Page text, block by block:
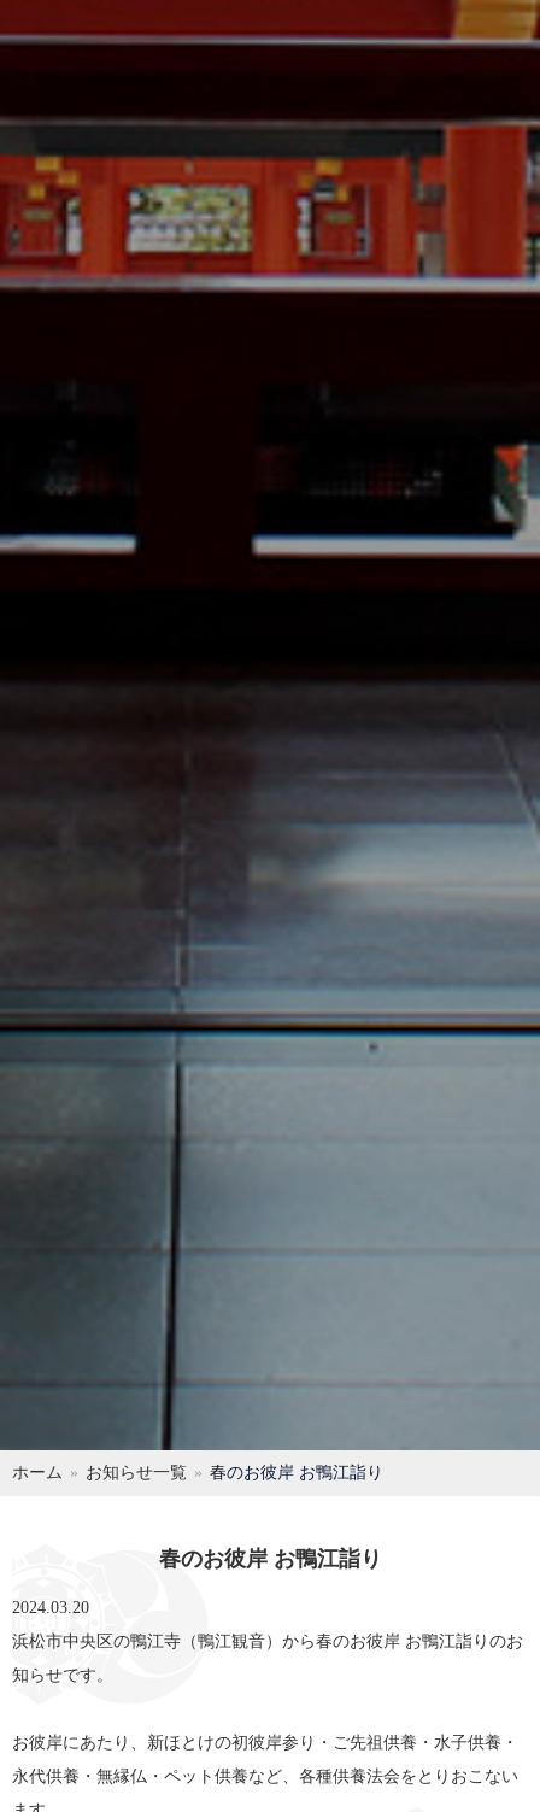
ホーム お知らせ一覧 春のお彼岸 お鴨江詣り
春のお彼岸 お鴨江詣り
2024.03.20
浜松市中央区の鴨江寺（鴨江観音）から春のお彼岸 お鴨江詣りのお
知らせです。
お彼岸にあたり、新ほとけの初彼岸参り・ご先祖供養・水子供養・
永代供養・無縁仏・ペット供養など、各種供養法会をとりおこない